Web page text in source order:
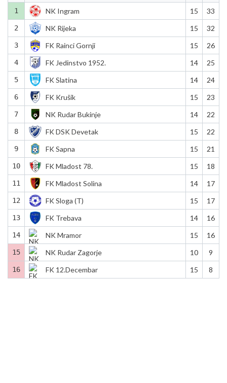
1 NK Ingram 15 33
2 NK Rijeka 15 32
3 FK Rainci Gornji 15 26
4 FK Jedinstvo 1952. 14 25
5 FK Slatina 14 24
6 FK Krušik 15 23
7 NK Rudar Bukinje 14 22
8 FK DSK Devetak 15 22
9 FK Sapna 15 21
10 FK Mladost 78. 15 18
11 FK Mladost Solina 14 17
12 FK Sloga (T) 15 17
13 FK Trebava 14 16
14 NK Mramor 15 16
15 NK Rudar Zagorje 10 9
16 FK 12.Decembar 15 8